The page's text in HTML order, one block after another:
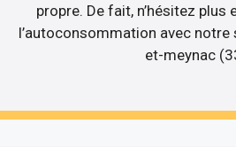
propre. De fait, n’hésitez
l’autoconsommation avec notre
et-meynac